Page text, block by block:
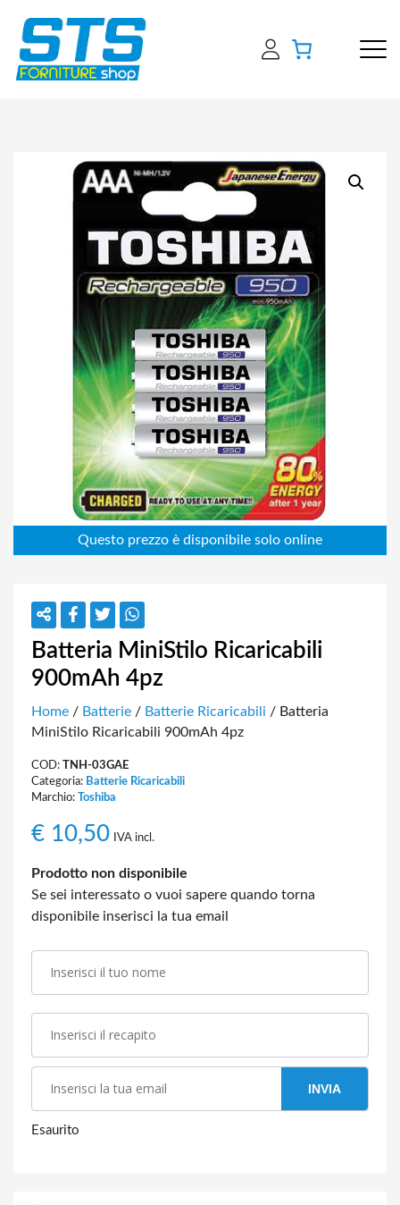
Batteria MiniStilo Ricaricabili
900mAh 4pz
Home / Batterie / Batterie Ricaricabili / Batteria
MiniStilo Ricaricabili 900mAh 4pz
COD: TNH-03GAE
Categoria: Batterie Ricaricabili
Marchio: Toshiba
€ 10,50 IVA incl.
Prodotto non disponibile
Se sei interessato o vuoi sapere quando torna
disponibile inserisci la tua email
INVIA
Esaurito